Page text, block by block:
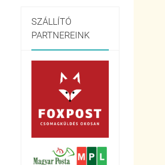
SZÁLLÍTÓ
PARTNEREINK